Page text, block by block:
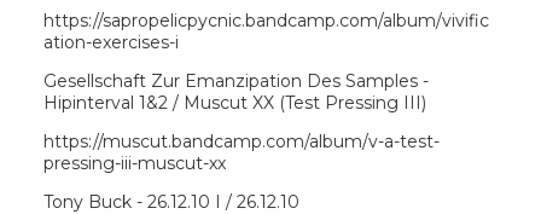
https://sapropelicpycnic.bandcamp.com/album/vivific
ation-exercises-i
Gesellschaft Zur Emanzipation Des Samples -
Hipinterval 1&2 / Muscut XX (Test Pressing III)
https://muscut.bandcamp.com/album/v-a-test-
pressing-iii-muscut-xx
Tony Buck - 26​.​12​.​10 I / 26​.​12​.​10